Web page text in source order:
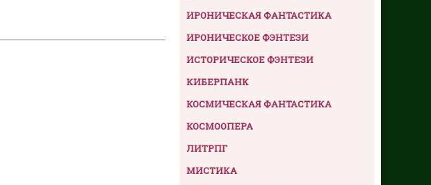
ИРОНИЧЕСКАЯ ФАНТАСТИКА
ИРОНИЧЕСКОЕ ФЭНТЕЗИ
ИСТОРИЧЕСКОЕ ФЭНТЕЗИ
КИБЕРПАНК
КОСМИЧЕСКАЯ ФАНТАСТИКА
КОСМООПЕРА
ЛИТРПГ
МИСТИКА